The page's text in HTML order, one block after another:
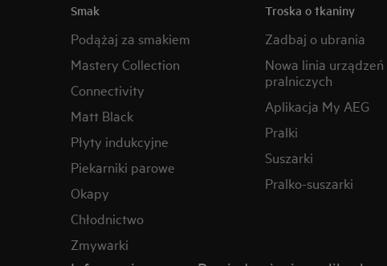
Smak
Podążaj za smakiem
Mastery Collection
Connectivity
Matt Black
Płyty indukcyjne
Piekarniki parowe
Okapy
Chłodnictwo
Zmywarki
Troska o tkaniny
Zadbaj o ubrania
Nowa linia urządzeń
pralniczych
Aplikacja My AEG
Pralki
Suszarki
Pralko-suszarki